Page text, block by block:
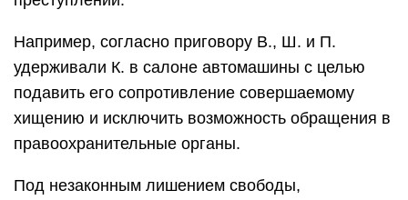
Например, согласно приговору В., Ш. и П.
удерживали К. в салоне автомашины с целью
подавить его сопротивление совершаемому
хищению и исключить возможность обращения в
правоохранительные органы.
Под незаконным лишением свободы,